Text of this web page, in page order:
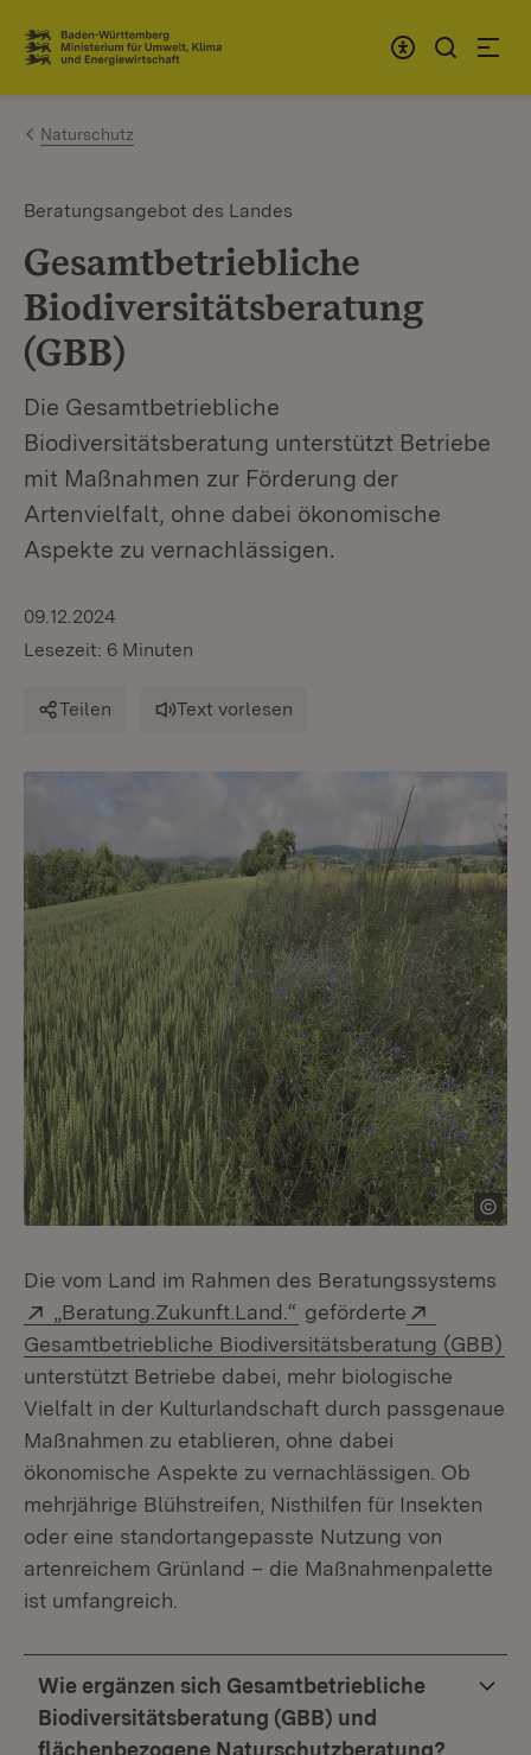
Zum Inhalt springen
Link zur Startseite
Naturschutz
Beratungsangebot des Landes
Gesamtbetriebliche
Biodiversitätsberatung
(GBB)
Die Gesamtbetriebliche
Biodiversitätsberatung unterstützt Betriebe
mit Maßnahmen zur Förderung der
Artenvielfalt, ohne dabei ökonomische
Aspekte zu vernachlässigen.
09.12.2024
Lesezeit: 6 Minuten
Teilen Text vorlesen
Die vom Land im Rahmen des Beratungssystems
Extern:
„Beratung.Zukunft.Land.“ (Öffnet in neuem
geförderte
Gesamtbetriebliche Biodiversitätsberatung (GBB)
unterstützt Betriebe dabei, mehr biologische
Vielfalt in der Kulturlandschaft durch passgenaue
Maßnahmen zu etablieren, ohne dabei
ökonomische Aspekte zu vernachlässigen. Ob
mehrjährige Blühstreifen, Nisthilfen für Insekten
oder eine standortangepasste Nutzung von
artenreichem Grünland – die Maßnahmenpalette
ist umfangreich.
Wie ergänzen sich Gesamtbetriebliche
Biodiversitätsberatung (GBB) und
flächenbezogene Naturschutzberatung?